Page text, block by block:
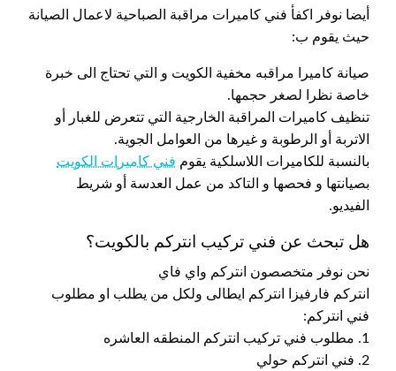
أيضا نوفر اكفأ فني كاميرات مراقبة الصباحية لاعمال الصيانة
حيث يقوم ب:
صيانة كاميرا مراقبه مخفية الكويت و التي تحتاج الى خبرة
خاصة نظرا لصغر حجمها.
تنظيف كاميرات المراقبة الخارجية التي تتعرض للغبار أو
الاتربة أو الرطوبة و غيرها من العوامل الجوية.
بالنسبة للكاميرات اللاسلكية يقوم فني كاميرات الكويت
بصيانتها و فحصها و التاكد من عمل العدسة أو شريط
الفيديو.
هل تبحث عن فني تركيب انتركم بالكويت؟
نحن نوفر متخصصون انتركم واي فاي
انتركم فارفيزا انتركم ايطالى ولكل من يطلب او مطلوب
فني انتركم:
1. مطلوب فني تركيب انتركم المنطقه العاشره
2. فني انتركم حولي